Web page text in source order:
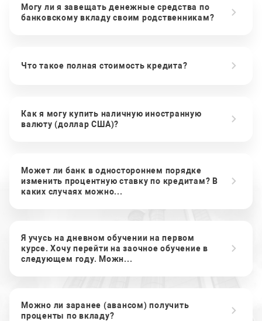
Могу ли я завещать денежные средства по
банковскому вкладу своим родственникам?
Что такое полная стоимость кредита?
Как я могу купить наличную иностранную
валюту (доллар США)?
Может ли банк в одностороннем порядке
изменить процентную ставку по кредитам? В
каких случаях можно...
Я учусь на дневном обучении на первом
курсе. Хочу перейти на заочное обучение в
следующем году. Можн...
Можно ли заранее (авансом) получить
проценты по вкладу?